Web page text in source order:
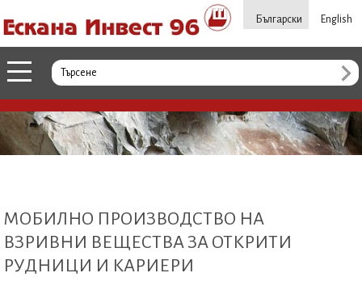
Български English
МОБИЛНО ПРОИЗВОДСТВО НА
ВЗРИВНИ ВЕЩЕСТВА ЗА ОТКРИТИ
РУДНИЦИ И КАРИЕРИ